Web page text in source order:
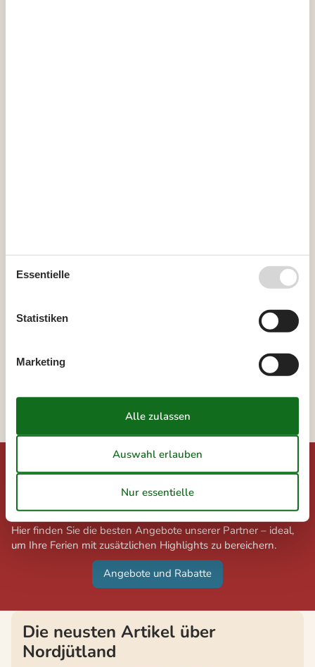
Läsö
Limfjord
Skagen
Tversted
Angebote und Rabatte auf Urlaubserlebnisse
Freuen Sie sich auf exklusive Rabatte und
außergewöhnliche Erlebnisse!
Hier finden Sie die besten Angebote unserer Partner – ideal,
um Ihre Ferien mit zusätzlichen Highlights zu bereichern.
Angebote und Rabatte
Die neusten Artikel über
Nordjütland
Essentielle
Statistiken
Marketing